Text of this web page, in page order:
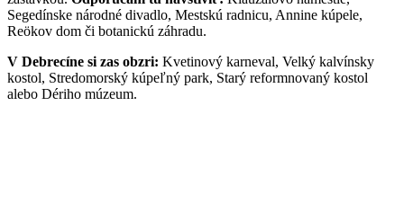
Segedínske národné divadlo, Mestskú radnicu, Annine kúpele,
Reökov dom či botanickú záhradu.
V Debrecíne si zas obzri: Kvetinový karneval, Velký kalvínsky
kostol, Stredomorský kúpeľný park, Starý reformnovaný kostol
alebo Dériho múzeum.